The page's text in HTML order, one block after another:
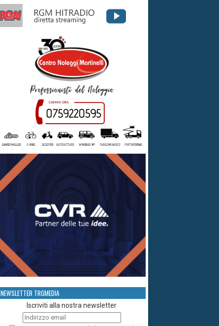
NEWSLETTER TRGMEDIA
Iscriviti alla nostra newsletter